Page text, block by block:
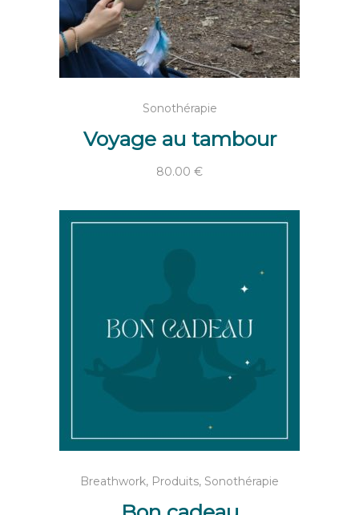
Sonothérapie
Voyage au tambour
80.00 €
Breathwork, Produits, Sonothérapie